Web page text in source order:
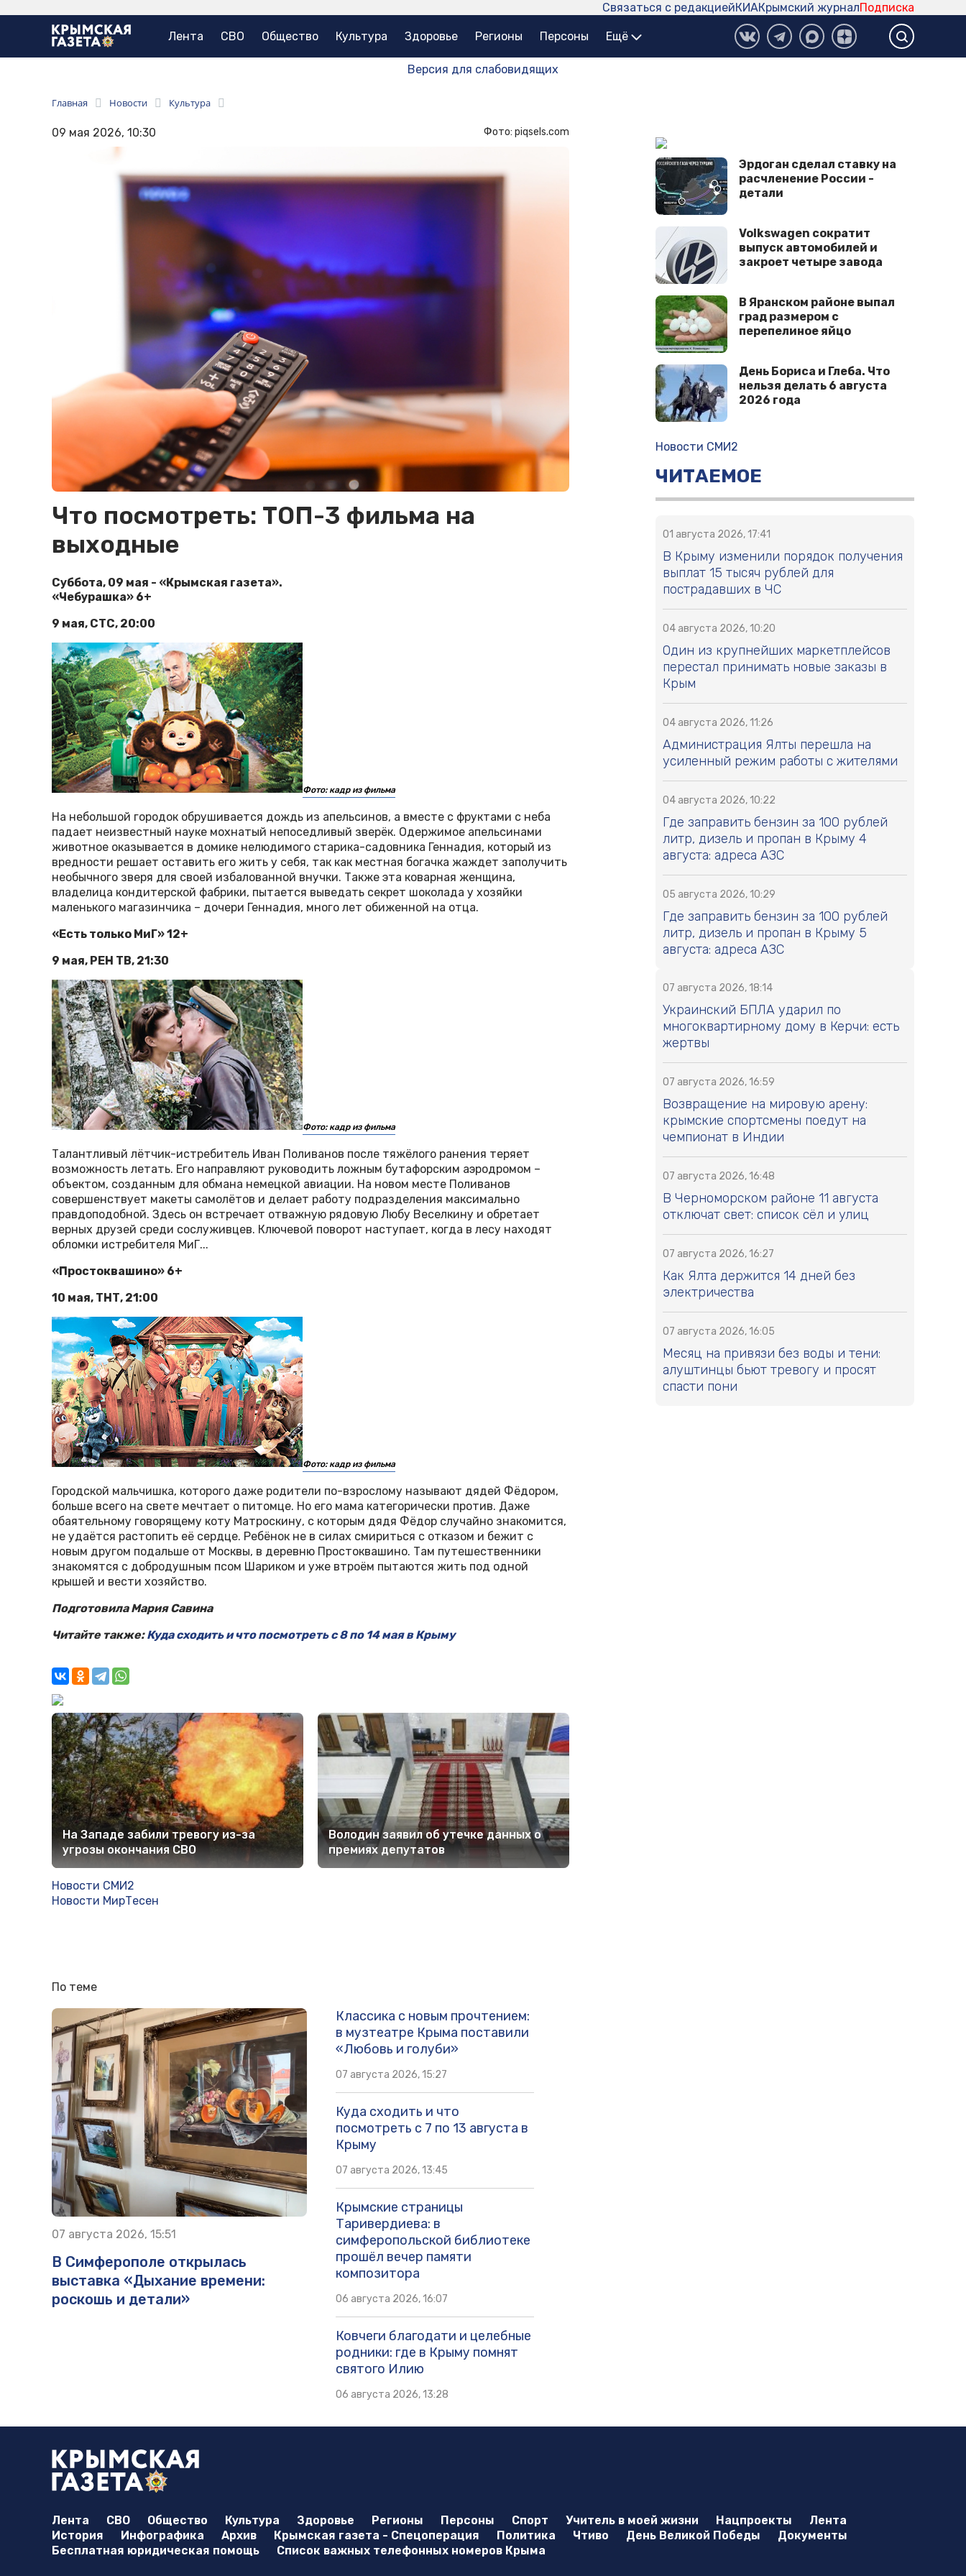
Подписка
Крымский журнал
КИА
Связаться с редакцией
Лента СВО Общество Культура Здоровье Регионы Персоны Ещё
Версия для слабовидящих
Главная Новости Культура
09 мая 2026, 10:30 Фото: piqsels.com
Что посмотреть: ТОП-3 фильма на
выходные
Суббота, 09 мая - «Крымская газета».
«Чебурашка» 6+
9 мая, СТС, 20:00
Фото: кадр из фильма
На небольшой городок обрушивается дождь из апельсинов, а вместе с фруктами с неба
падает неизвестный науке мохнатый непоседливый зверёк. Одержимое апельсинами
животное оказывается в домике нелюдимого старика-садовника Геннадия, который из
вредности решает оставить его жить у себя, так как местная богачка жаждет заполучить
необычного зверя для своей избалованной внучки. Также эта коварная женщина,
владелица кондитерской фабрики, пытается выведать секрет шоколада у хозяйки
маленького магазинчика – дочери Геннадия, много лет обиженной на отца.
«Есть только МиГ» 12+
9 мая, РЕН ТВ, 21:30
Фото: кадр из фильма
Талантливый лётчик-истребитель Иван Поливанов после тяжёлого ранения теряет
возможность летать. Его направляют руководить ложным бутафорским аэродромом –
объектом, созданным для обмана немецкой авиации. На новом месте Поливанов
совершенствует макеты самолётов и делает работу подразделения максимально
правдоподобной. Здесь он встречает отважную рядовую Любу Веселкину и обретает
верных друзей среди сослуживцев. Ключевой поворот наступает, когда в лесу находят
обломки истребителя МиГ...
«Простоквашино» 6+
10 мая, ТНТ, 21:00
Фото: кадр из фильма
Городской мальчишка, которого даже родители по-взрослому называют дядей Фёдором,
больше всего на свете мечтает о питомце. Но его мама категорически против. Даже
обаятельному говорящему коту Матроскину, с которым дядя Фёдор случайно знакомится,
не удаётся растопить её сердце. Ребёнок не в силах смириться с отказом и бежит с
новым другом подальше от Москвы, в деревню Простоквашино. Там путешественники
знакомятся с добродушным псом Шариком и уже втроём пытаются жить под одной
крышей и вести хозяйство.
Подготовила Мария Савина
Читайте также:Куда сходить и что посмотреть с 8 по 14 мая в Крыму
На Западе забили тревогу из-за
угрозы окончания СВО
Володин заявил об утечке данных о
премиях депутатов
Новости СМИ2
Новости МирТесен
По теме
07 августа 2026, 15:51
В Симферополе открылась
выставка «Дыхание времени:
роскошь и детали»
Классика с новым прочтением:
в музтеатре Крыма поставили
«Любовь и голуби»
07 августа 2026, 15:27
Куда сходить и что
посмотреть с 7 по 13 августа в
Крыму
07 августа 2026, 13:45
Крымские страницы
Таривердиева: в
симферопольской библиотеке
прошёл вечер памяти
композитора
06 августа 2026, 16:07
Ковчеги благодати и целебные
родники: где в Крыму помнят
святого Илию
06 августа 2026, 13:28
Эрдоган сделал ставку на
расчленение России -
детали
Volkswagen сократит
выпуск автомобилей и
закроет четыре завода
В Яранском районе выпал
град размером с
перепелиное яйцо
День Бориса и Глеба. Что
нельзя делать 6 августа
2026 года
Новости СМИ2
ЧИТАЕМОЕ
01 августа 2026, 17:41
В Крыму изменили порядок получения
выплат 15 тысяч рублей для
пострадавших в ЧС
04 августа 2026, 10:20
Один из крупнейших маркетплейсов
перестал принимать новые заказы в
Крым
04 августа 2026, 11:26
Администрация Ялты перешла на
усиленный режим работы с жителями
04 августа 2026, 10:22
Где заправить бензин за 100 рублей
литр, дизель и пропан в Крыму 4
августа: адреса АЗС
05 августа 2026, 10:29
Где заправить бензин за 100 рублей
литр, дизель и пропан в Крыму 5
августа: адреса АЗС
07 августа 2026, 18:14
Украинский БПЛА ударил по
многоквартирному дому в Керчи: есть
жертвы
07 августа 2026, 16:59
Возвращение на мировую арену:
крымские спортсмены поедут на
чемпионат в Индии
07 августа 2026, 16:48
В Черноморском районе 11 августа
отключат свет: список сёл и улиц
07 августа 2026, 16:27
Как Ялта держится 14 дней без
электричества
07 августа 2026, 16:05
Месяц на привязи без воды и тени:
алуштинцы бьют тревогу и просят
спасти пони
Лента СВО Общество Культура Здоровье Регионы Персоны Спорт Учитель в моей жизни Нацпроекты
Лента
История
Инфографика Архив Крымская газета - Спецоперация Политика Чтиво День Великой Победы
Документы
Бесплатная юридическая помощь
Список важных телефонных номеров Крыма